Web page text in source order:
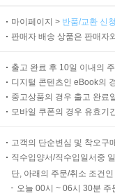
마이페이지 > 반품/교환 신
판매자 배송 상품은 판매자
출고 완료 후 10일 이내의
디지털 콘텐츠인 eBook의
중고상품의 경우 출고 완료
모바일 쿠폰의 경우 유효기
고객의 단순변심 및 착오구
직수입양서/직수입일서중
단, 아래의 주문/취소 조건
오늘 00시 ~ 06시 30분